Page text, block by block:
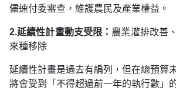
儘速付委審查，維護農民及產業權益。
2.延續性計畫動支受限： 農業灌排改善
來種移除
延續性計畫是過去有編列，但在總預算
將會受到「不得超過前一年的執行數」